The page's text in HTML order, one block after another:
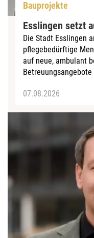
Bauprojekte
Esslingen setzt
Die Stadt Esslingen
pflegebedürftige
auf neue, ambulant
07.08.2026